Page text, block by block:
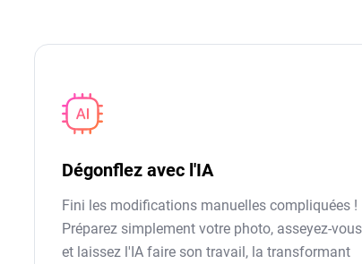
Dégonflez avec l'IA
Fini les modifications manuelles compliquées !
Préparez simplement votre photo, asseyez-vous
et laissez l'IA faire son travail, la transformant